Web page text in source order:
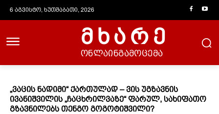
6 აგვისტო, ხუთშაბათი, 2026
მხარე
ონლაინგამოცემა
„ვაცის ნადიმი“ ქართულად – ვის უგზავნის
ივანიშვილის „ჩაცხრილვაზე“ ფარულ, სახიფათო
გზავნილებს თენგო გოგოტიშვილი?